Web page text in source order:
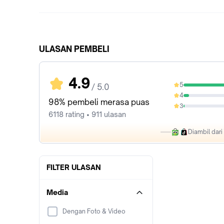
ULASAN PEMBELI
4.9 / 5.0
98% pembeli merasa puas
6118 rating • 911 ulasan
5
92.69%
4
6.03%
3
0.9%
Diambil
FILTER ULASAN
Media
Dengan Foto & Video